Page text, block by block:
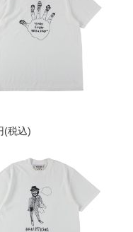
(税込)